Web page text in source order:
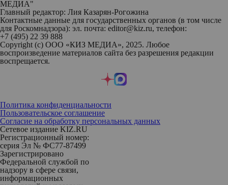
МЕДИА"
Главный редактор: Лия Казарян-Рогожина
Контактные данные для государственных органов (в том числе
для Роскомнадзора): эл. почта: editor@kiz.ru, телефон:
+7 (495) 22 39 888
Copyright (с) ООО «КИЗ МЕДИА», 2025. Любое
воспроизведение материалов сайта без разрешения редакции
воспрещается.
Политика конфиденциальности
Пользовательское соглашение
Согласие на обработку персональных данных
Сетевое издание KIZ.RU
Регистрационный номер:
серия Эл № ФС77-87499
Зарегистрировано
Федеральной службой по
надзору в сфере связи,
информационных